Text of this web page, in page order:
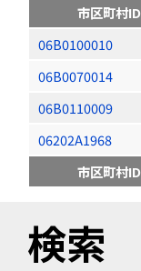
市区町村ID
06B0100010
06B0070014
06B0110009
06202A1968
市区町村ID
検索